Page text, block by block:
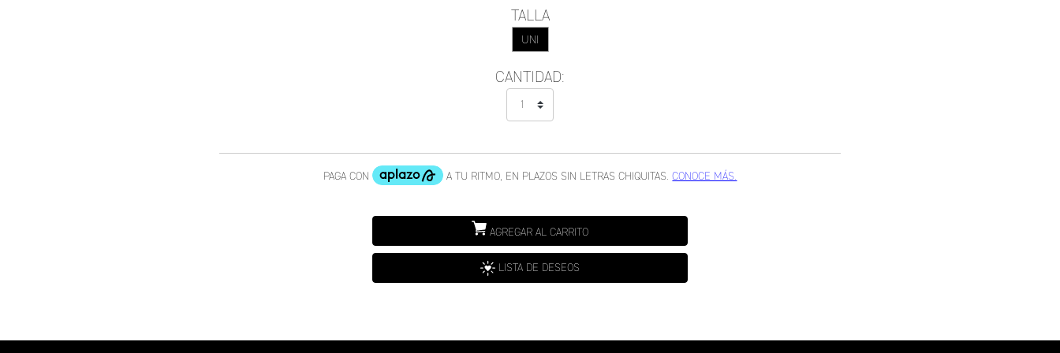
TALLA
UNI
CANTIDAD:
AGREGAR AL CARRITO
LISTA DE DESEOS